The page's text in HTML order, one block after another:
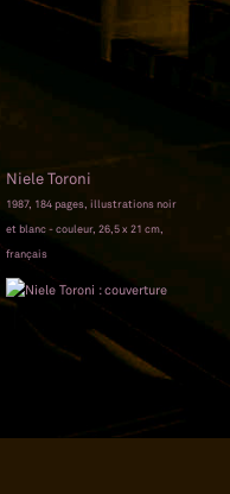
Niele Toroni
1987, 184 pages, illustrations noir
et blanc - couleur, 26,5 x 21 cm,
français